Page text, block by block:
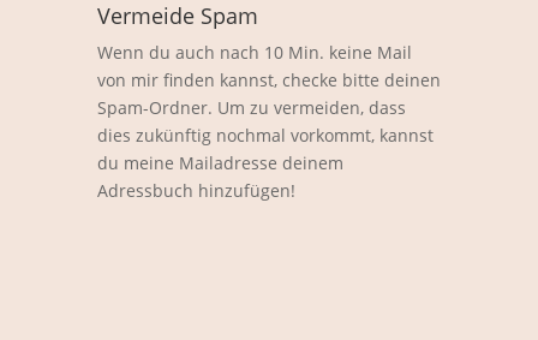
Vermeide Spam
Wenn du auch nach 10 Min. keine Mail
von mir finden kannst, checke bitte deinen
Spam-Ordner. Um zu vermeiden, dass
dies zukünftig nochmal vorkommt, kannst
du meine Mailadresse deinem
Adressbuch hinzufügen!